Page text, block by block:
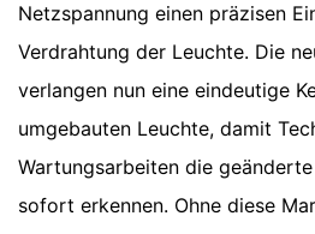
Netzspannung einen präzisen
Verdrahtung der Leuchte. Die
verlangen nun eine eindeutige
umgebauten Leuchte, damit
Wartungsarbeiten die
sofort erkennen. Ohne diese